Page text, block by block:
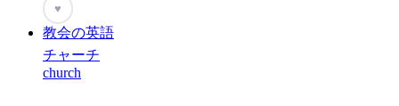
♥
教会の英語
チャーチ
church